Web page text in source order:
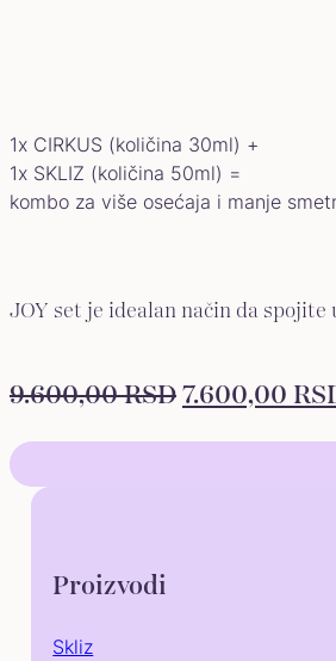
1x CIRKUS (količina 30ml) +
1x SKLIZ (količina 50ml) =
kombo za više osećaja i manje
JOY set je idealan način da
9.600,00RSD
CENA
7.600,00
Proizvodi
Skliz